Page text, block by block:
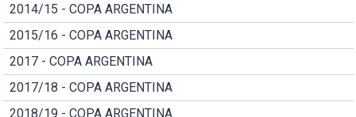
2014/15 - COPA ARGENTINA
2015/16 - COPA ARGENTINA
2017 - COPA ARGENTINA
2017/18 - COPA ARGENTINA
2018/19 - COPA ARGENTINA